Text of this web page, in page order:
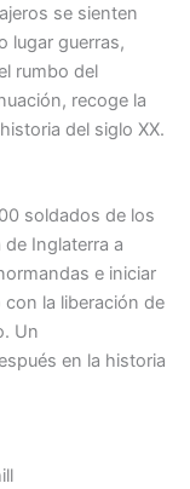
se sienten
lugar guerras,
rumbo del
recoge la
del siglo XX.
soldados de los
Inglaterra a
e iniciar
la liberación de
Un
en la historia